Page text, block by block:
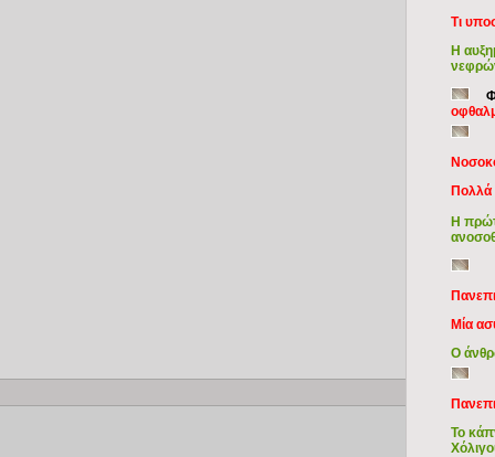
Τι
Η
Πολλά
Η
Μία
Ο
Το